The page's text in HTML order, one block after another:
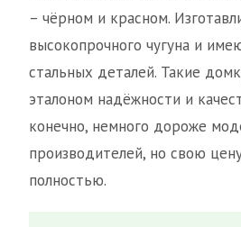
– чёрном и красном.
высокопрочного чугуна и
стальных деталей. Такие
эталоном надёжности и
конечно, немного дороже
производителей, но свою
полностью.